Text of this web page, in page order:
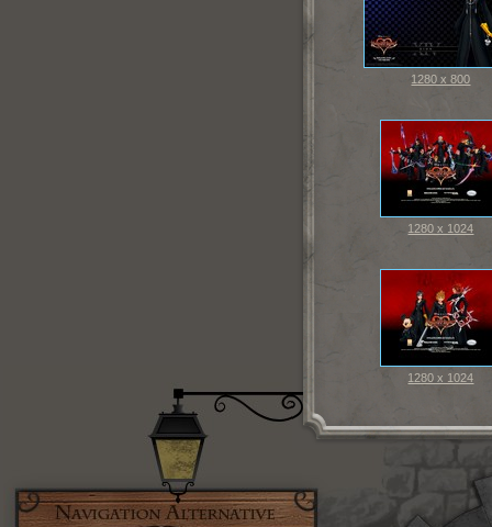
1280 x 800
1280 x 1024
1280 x 1024